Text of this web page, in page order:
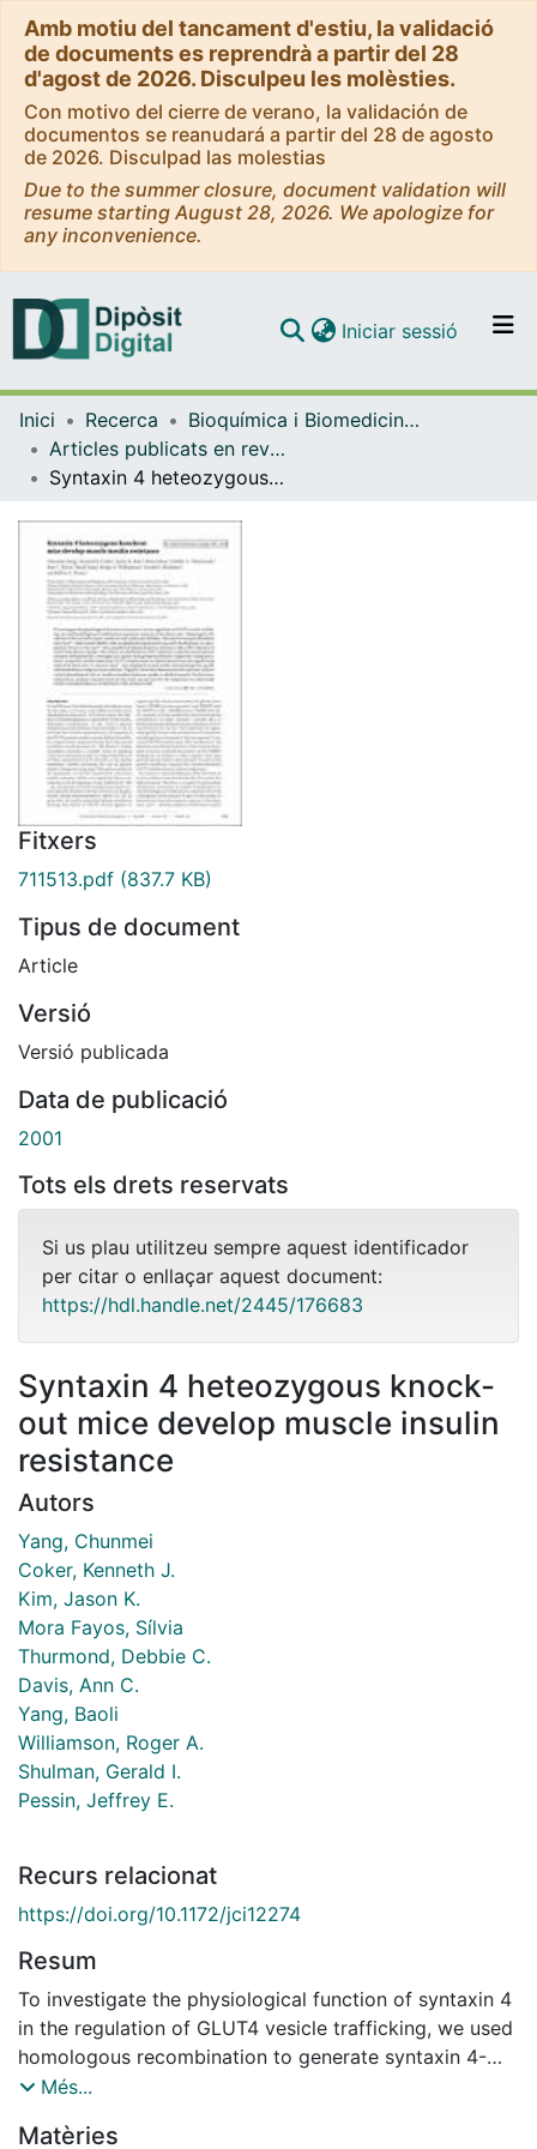
Amb motiu del tancament d'estiu, la validació
de documents es reprendrà a partir del 28
d'agost de 2026. Disculpeu les molèsties.
Con motivo del cierre de verano, la validación de
documentos se reanudará a partir del 28 de agosto
de 2026. Disculpad las molestias
Due to the summer closure, document validation will
resume starting August 28, 2026. We apologize for
any inconvenience.
Navega per tot el DD
Iniciar sessió (current)
Inici Recerca
Bioquímica i Biomedicina Molecular
Articles publicats en revistes (Bioquímica i Biomedicina Molecular)
Syntaxin 4 heteozygous knock-out mice develop muscle insulin resistance
Fitxers
711513.pdf (837.7 KB)
Tipus de document
Article
Versió
Versió publicada
Data de publicació
2001
Tots els drets reservats
Si us plau utilitzeu sempre aquest identificador
per citar o enllaçar aquest document:
https://hdl.handle.net/2445/176683
Syntaxin 4 heteozygous knock-
out mice develop muscle insulin
resistance
Autors
Yang, Chunmei
Coker, Kenneth J.
Kim, Jason K.
Mora Fayos, Sílvia
Thurmond, Debbie C.
Davis, Ann C.
Yang, Baoli
Williamson, Roger A.
Shulman, Gerald I.
Pessin, Jeffrey E.
Recurs relacionat
https://doi.org/10.1172/jci12274
Resum
To investigate the physiological function of syntaxin 4
in the regulation of GLUT4 vesicle trafficking, we used
homologous recombination to generate syntaxin 4-
knockout mice. Homozygotic disruption of the
whereas heterozygous knockout mice, Syn4+/-, had
Més...
Matèries